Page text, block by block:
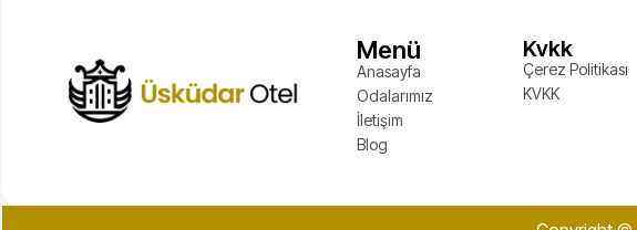
Menü
Anasayfa
Odalarımız
İletişim
Blog
Kvkk
Çerez Politikası
KVKK